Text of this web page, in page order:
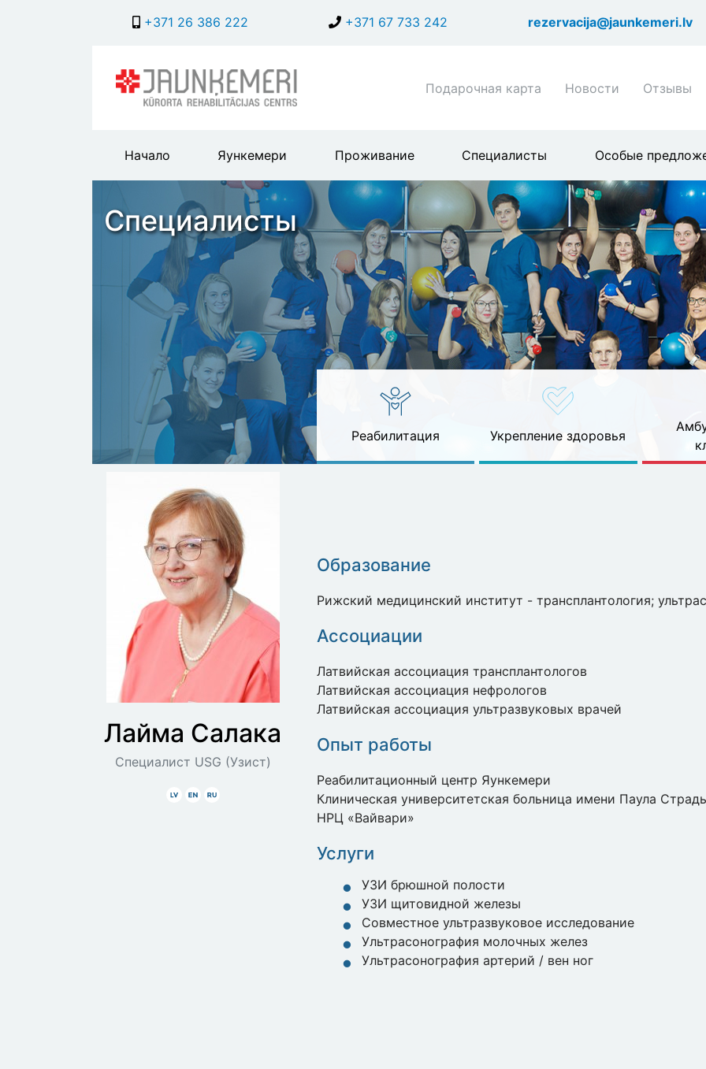
к
+371 26 386 222 +371 67 733 242 rezervacija@jaunkemeri.lv
Shortcuts
menu
Подарочная карта Новости Отзывы
Main
header
menu
Начало Яункемери Проживание Специалисты Особые
Специалисты
Реабилитация Укрепление здоровья
Лайма Салака
Специалист USG (Узист)
Latviski
AngliskiKrieviski
Образование
Рижский медицинский институт - трансплантология;
Ассоциации
Латвийская ассоциация трансплантологов
Латвийская ассоциация нефрологов
Латвийская ассоциация ультразвуковых врачей
Опыт работы
Реабилитационный центр Яункемери
Клиническая университетская больница имени Паула
НРЦ «Вайвари»
Услуги
УЗИ брюшной полости
УЗИ щитовидной железы
Совместное ультразвуковое исследование
Ультрасонография молочных желез
Ультрасонография артерий / вен ног